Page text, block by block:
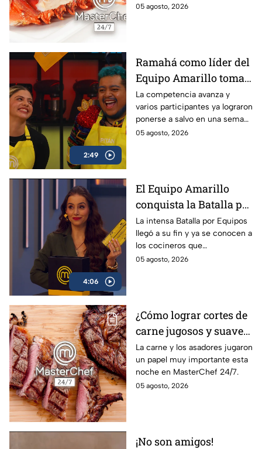
05 agosto, 2026
2:49
Ramahá como líder del
Equipo Amarillo toma
una decisión
INESPERADA con la
Salvación
La competencia avanza y
varios participantes ya lograron
ponerse a salvo en una semana
decisiva.
05 agosto, 2026
4:06
El Equipo Amarillo
conquista la Batalla por
Equipos de MasterChef
24/7
La intensa Batalla por Equipos
llegó a su fin y ya se conocen a
los cocineros que
conquistaron la victoria.
05 agosto, 2026
¿Cómo lograr cortes de
carne jugosos y suaves
al estilo MasterChef
24/7?
La carne y los asadores jugaron
un papel muy importante esta
noche en MasterChef 24/7.
05 agosto, 2026
¡No son amigos!